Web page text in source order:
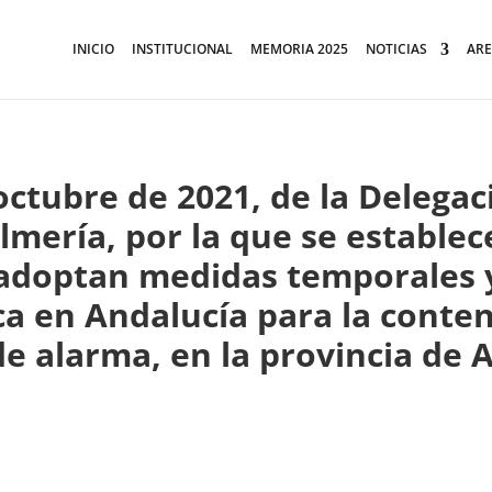
INICIO INSTITUCIONAL MEMORIA 2025 NOTICIAS
de 2021, de la
por la que se
medidas temporales
en Andalucía para la
alarma, en la provincia de